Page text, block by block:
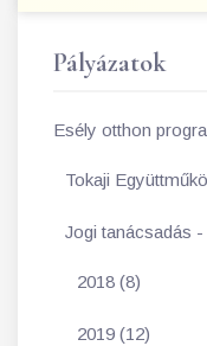
Pályázatok
Esély otthon
Tokaji
Jogi tanácsadás
2018 (8)
2019 (12)